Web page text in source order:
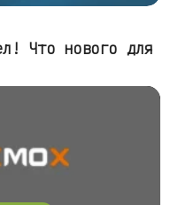
Что нового для